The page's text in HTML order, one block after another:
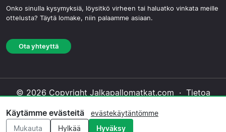
Onko sinulla kysymyksiä, löysitkö virheen tai haluatko vinkata meille
ottelusta? Täytä lomake, niin palaamme asiaan.
Ota yhteyttä
© 2026 Copyright Jalkapallomatkat.com · Tietoa
Evästekäytäntö·Toimituksellinen käytäntö
Käytämme evästeitä
evästekäytäntömme
Mukauta
Hylkää Hyväksy